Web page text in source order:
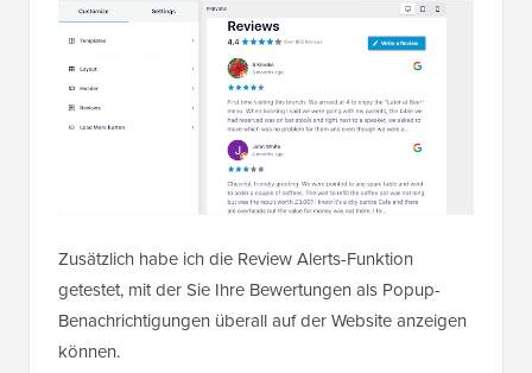
Zusätzlich habe ich die Review Alerts-Funktion
getestet, mit der Sie Ihre Bewertungen als Popup-
Benachrichtigungen überall auf der Website anzeigen
können.